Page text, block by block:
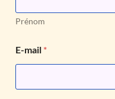
s
e
o
u
d
Prénom
E-mail *